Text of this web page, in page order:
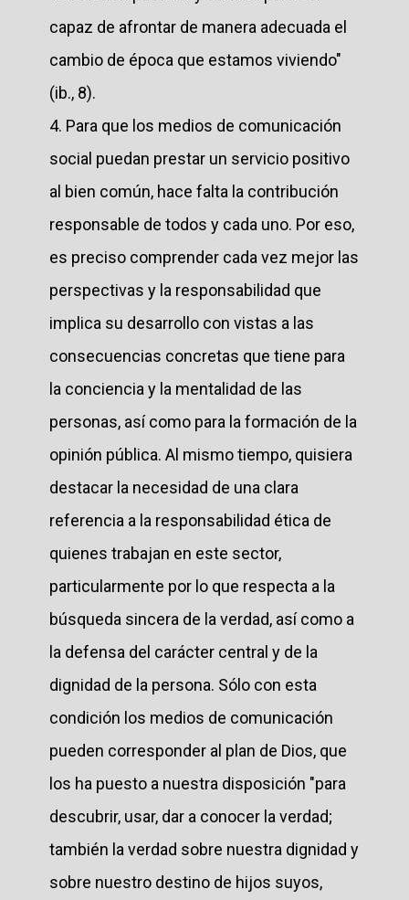
capaz de afrontar de manera adecuada el
cambio de época que estamos viviendo"
(ib., 8).
4. Para que los medios de comunicación
social puedan prestar un servicio positivo
al bien común, hace falta la contribución
responsable de todos y cada uno. Por eso,
es preciso comprender cada vez mejor las
perspectivas y la responsabilidad que
implica su desarrollo con vistas a las
consecuencias concretas que tiene para
la conciencia y la mentalidad de las
personas, así como para la formación de la
opinión pública. Al mismo tiempo, quisiera
destacar la necesidad de una clara
referencia a la responsabilidad ética de
quienes trabajan en este sector,
particularmente por lo que respecta a la
búsqueda sincera de la verdad, así como a
la defensa del carácter central y de la
dignidad de la persona. Sólo con esta
condición los medios de comunicación
pueden corresponder al plan de Dios, que
los ha puesto a nuestra disposición "para
descubrir, usar, dar a conocer la verdad;
también la verdad sobre nuestra dignidad y
sobre nuestro destino de hijos suyos,